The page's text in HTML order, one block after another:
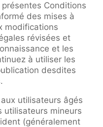
Conditions
des mises à
modifications
révisées et
et les
à utiliser les
desdites
utilisateurs âgés
utilisateurs mineurs
(généralement